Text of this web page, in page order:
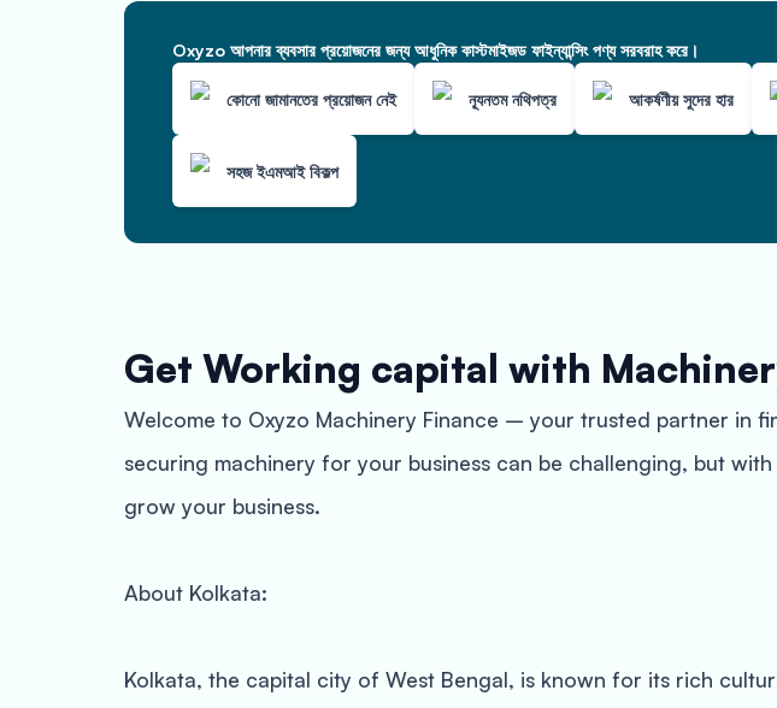
Oxyzo আপনার ব্যবসার প্রয়োজনের জন্য আধুনিক কাস্টমাইজড ফাইন্যান্সিং পণ্য সরবরাহ করে।
কোনো জামানতের প্রয়োজন নেই ন্যূনতম নথিপত্র আকর্ষণীয় সুদের হার
সহজ ইএমআই বিকল্প
Get Working capital with
Welcome to Oxyzo Machinery Finance – your trusted partner in
securing machinery for your business can be challenging, but
grow your business.
About Kolkata:
Kolkata, the capital city of West Bengal, is known for its rich